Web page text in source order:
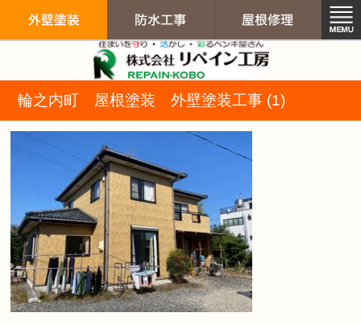
輪之内町 屋根塗装 外壁塗装工事 (1)